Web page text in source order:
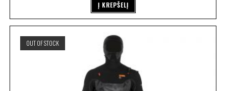
Į KREPŠELĮ
OUT OF STOCK